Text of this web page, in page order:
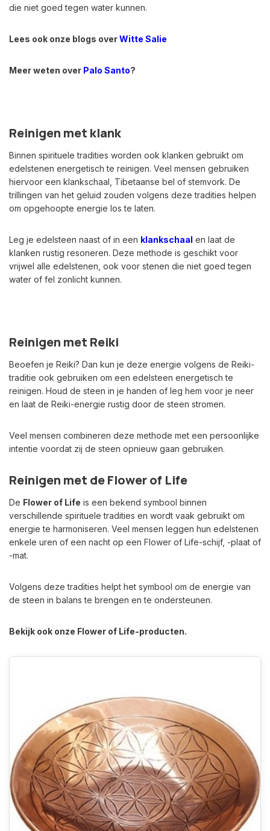
die niet goed tegen water kunnen.
Lees ook onze blogs overWitte Salie
Meer weten over Palo Santo?
Reinigen met klank
Binnen spirituele tradities worden ook klanken gebruikt om
edelstenen energetisch te reinigen. Veel mensen gebruiken
hiervoor een klankschaal, Tibetaanse bel of stemvork. De
trillingen van het geluid zouden volgens deze tradities helpen
om opgehoopte energie los te laten.
Leg je edelsteen naast of in een klankschaal en laat de
klanken rustig resoneren. Deze methode is geschikt voor
vrijwel alle edelstenen, ook voor stenen die niet goed tegen
water of fel zonlicht kunnen.
Reinigen met Reiki
Beoefen je Reiki? Dan kun je deze energie volgens de Reiki-
traditie ook gebruiken om een edelsteen energetisch te
reinigen. Houd de steen in je handen of leg hem voor je neer
en laat de Reiki-energie rustig door de steen stromen.
Veel mensen combineren deze methode met een persoonlijke
intentie voordat zij de steen opnieuw gaan gebruiken.
Reinigen met de Flower of Life
De Flower of Life is een bekend symbool binnen
verschillende spirituele tradities en wordt vaak gebruikt om
energie te harmoniseren. Veel mensen leggen hun edelstenen
enkele uren of een nacht op een Flower of Life-schijf, -plaat of
-mat.
Volgens deze tradities helpt het symbool om de energie van
de steen in balans te brengen en te ondersteunen.
Bekijk ook onze Flower of Life-producten.